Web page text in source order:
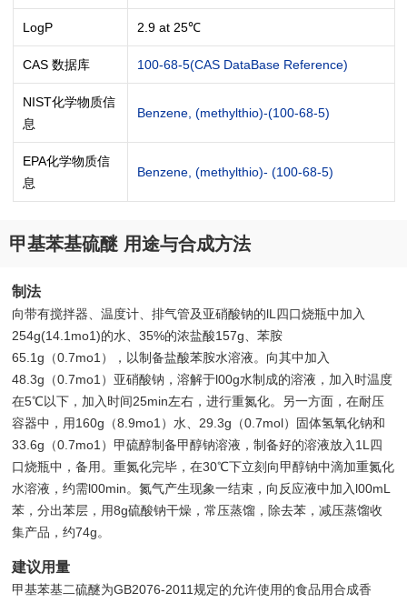
LogP 2.9 at 25℃
CAS 数据库 100-68-5(CAS DataBase Reference)
NIST化学物质信
息
Benzene, (methylthio)-(100-68-5)
EPA化学物质信
息
Benzene, (methylthio)- (100-68-5)
甲基苯基硫醚 用途与合成方法
制法
向带有搅拌器、温度计、排气管及亚硝酸钠的lL四口烧瓶中加入
254g(14.1mo1)的水、35%的浓盐酸157g、苯胺
65.1g（0.7mo1），以制备盐酸苯胺水溶液。向其中加入
48.3g（0.7mo1）亚硝酸钠，溶解于l00g水制成的溶液，加入时温度
在5℃以下，加入时间25min左右，进行重氮化。另一方面，在耐压
容器中，用160g（8.9mo1）水、29.3g（0.7mol）固体氢氧化钠和
33.6g（0.7mo1）甲硫醇制备甲醇钠溶液，制备好的溶液放入1L四
口烧瓶中，备用。重氮化完毕，在30℃下立刻向甲醇钠中滴加重氮化
水溶液，约需l00min。氮气产生现象一结束，向反应液中加入l00mL
苯，分出苯层，用8g硫酸钠干燥，常压蒸馏，除去苯，减压蒸馏收
集产品，约74g。
建议用量
甲基苯基二硫醚为GB2076-2011规定的允许使用的食品用合成香